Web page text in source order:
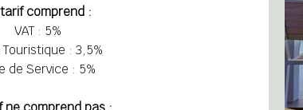
comprend :
VAT : 5%
Touristique : 3,5%
de Service : 5%